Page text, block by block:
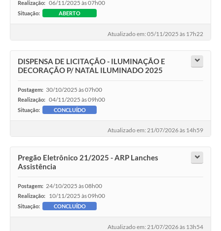
Realização: 06/11/2025 às 07h00
Situação: ABERTO
Atualizado em: 05/11/2025 às 17h22
DISPENSA DE LICITAÇÃO - ILUMINAÇÃO E
DECORAÇÃO P/ NATAL ILUMINADO 2025
Postagem: 30/10/2025 às 07h00
Realização: 04/11/2025 às 09h00
Situação: CONCLUÍDO
Atualizado em: 21/07/2026 às 14h59
Pregão Eletrônico 21/2025 - ARP Lanches
Assistência
Postagem: 24/10/2025 às 08h00
Realização: 10/11/2025 às 09h00
Situação: CONCLUÍDO
Atualizado em: 21/07/2026 às 13h54